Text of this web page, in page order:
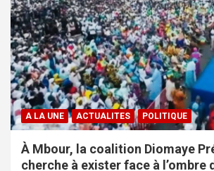
A LA UNE ACTUALITES POLITIQUE
À Mbour, la coalition Diomaye
cherche à exister face à l’ombre